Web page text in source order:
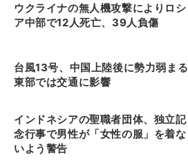
ウクライナの無人機攻撃によりロシ
ア中部で12人死亡、39人負傷
台風13号、中国上陸後に勢力弱まる
東部では交通に影響
インドネシアの聖職者団体、独立記
念行事で男性が「女性の服」を着な
いよう警告